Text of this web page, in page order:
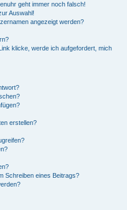
geht immer noch falsch!
Auswahl!
angezeigt werden?
klicke, werde ich aufgefordert, mich
erstellen?
Schreiben eines Beitrags?